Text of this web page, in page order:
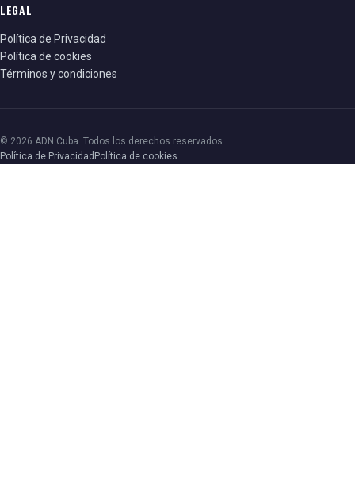
LEGAL
Política de Privacidad
Política de cookies
Términos y condiciones
© 2026 ADN Cuba. Todos los derechos reservados.
Política de Privacidad Política de cookies